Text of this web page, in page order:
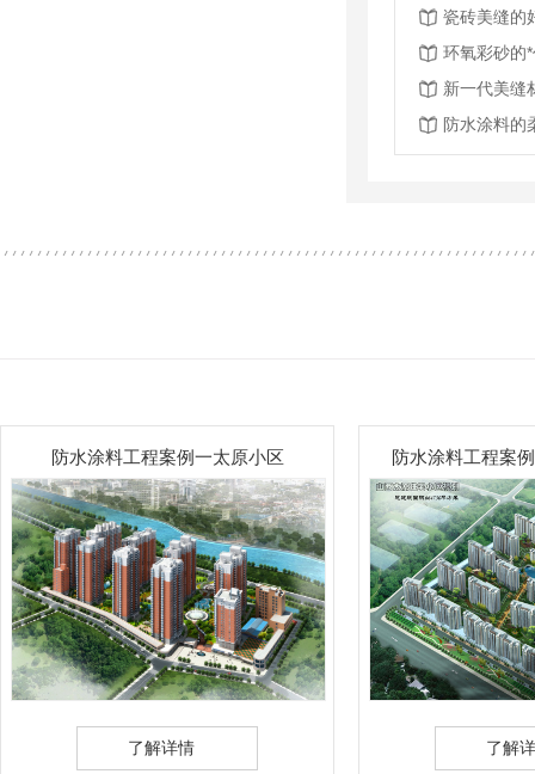
瓷砖美缝的
环氧彩砂的
新一代美缝
防水涂料的
防水涂料工程案例一太原小区
了解详情
防水涂料工程案
了解